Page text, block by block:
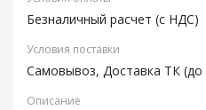
Безналичный расчет (с НДС)
Условия поставки
Самовывоз, Доставка ТК (до
Описание